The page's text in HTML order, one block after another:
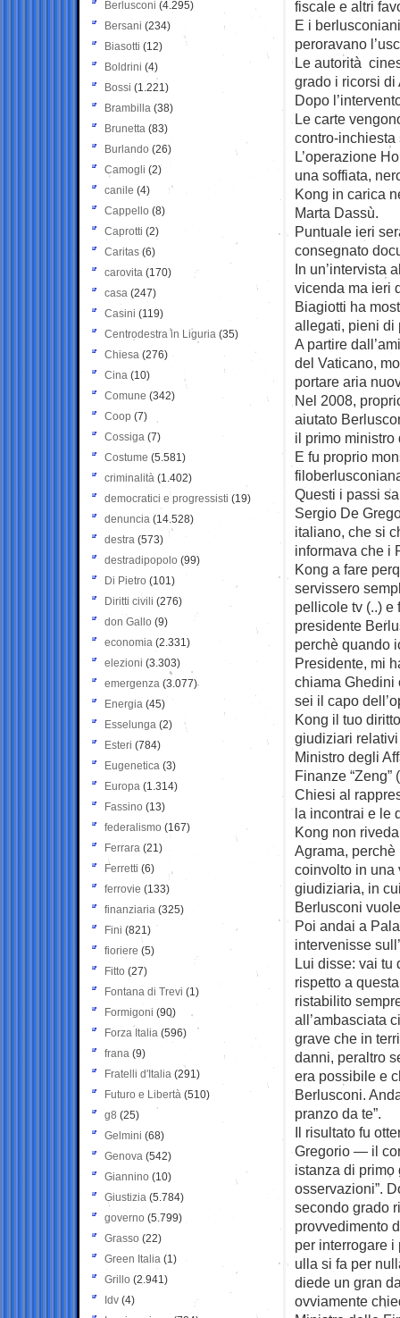
fiscale e altri
E i
peroravano
Le autorità
grado i ricorsi di
Dopo
Le carte
contro-
L’operazione
una soffiata,
Kong in carica
Marta Dassù.
Puntuale ieri
consegnato
In un’intervista
vicenda ma ieri
Biagiotti ha
allegati, pieni di
A partire
del Vaticano,
portare aria
Nel 2008,
aiutato
il primo ministro
E fu proprio
Questi i passi
Sergio De
italiano, che si
informava che i
Kong a fare
servissero
pellicole tv (..) e
presidente
perchè quando
Presidente, mi
chiama Ghedini
sei il capo
Kong il tuo
giudiziari relativi
Ministro degli
Finanze
Chiesi al
la incontrai e le
Kong non
Agrama,
coinvolto in una
giudiziaria, in
Berlusconi
Poi andai a
intervenisse
Lui disse: vai tu
rispetto a
ristabilito
all’ambasciata
grave che in
danni, peraltro
era possibile e
Berlusconi.
pranzo da te”.
Il risultato fu
Gregorio — il
istanza di primo
osservazioni”.
secondo grado
provvedimento
per interrogare i
ulla si fa per
diede un gran
ovviamente
Berlusconi (4.295)
Bersani (234)
Biasotti (12)
Boldrini (4)
Bossi (1.221)
Brambilla (38)
Brunetta (83)
Burlando (26)
Camogli (2)
canile (4)
Cappello (8)
Caprotti (2)
Caritas (6)
carovita (170)
casa (247)
Casini (119)
Centrodestra in Liguria (35)
Chiesa (276)
Cina (10)
Comune (342)
Coop (7)
Cossiga (7)
Costume (5.581)
criminalità (1.402)
democratici e progressisti (19)
denuncia (14.528)
destra (573)
destradipopolo (99)
Di Pietro (101)
Diritti civili (276)
don Gallo (9)
economia (2.331)
elezioni (3.303)
emergenza (3.077)
Energia (45)
Esselunga (2)
Esteri (784)
Eugenetica (3)
Europa (1.314)
Fassino (13)
federalismo (167)
Ferrara (21)
Ferretti (6)
ferrovie (133)
finanziaria (325)
Fini (821)
fioriere (5)
Fitto (27)
Fontana di Trevi (1)
Formigoni (90)
Forza Italia (596)
frana (9)
Fratelli d'Italia (291)
Futuro e Libertà (510)
g8 (25)
Gelmini (68)
Genova (542)
Giannino (10)
Giustizia (5.784)
governo (5.799)
Grasso (22)
Green Italia (1)
Grillo (2.941)
Idv (4)